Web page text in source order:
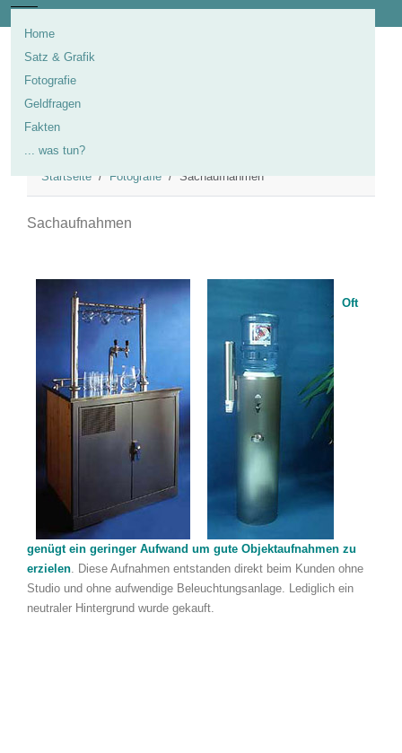
Mobile Menu Toggle
Home
Satz & Grafik
Fotografie
Geldfragen
Fakten
... was tun?
Startseite
Fotografie Sachaufnahmen
Sachaufnahmen
Oft
genügt ein geringer Aufwand um gute Objektaufnahmen zu
erzielen. Diese Aufnahmen entstanden direkt beim Kunden ohne
Studio und ohne aufwendige Beleuchtungsanlage. Lediglich ein
neutraler Hintergrund wurde gekauft.